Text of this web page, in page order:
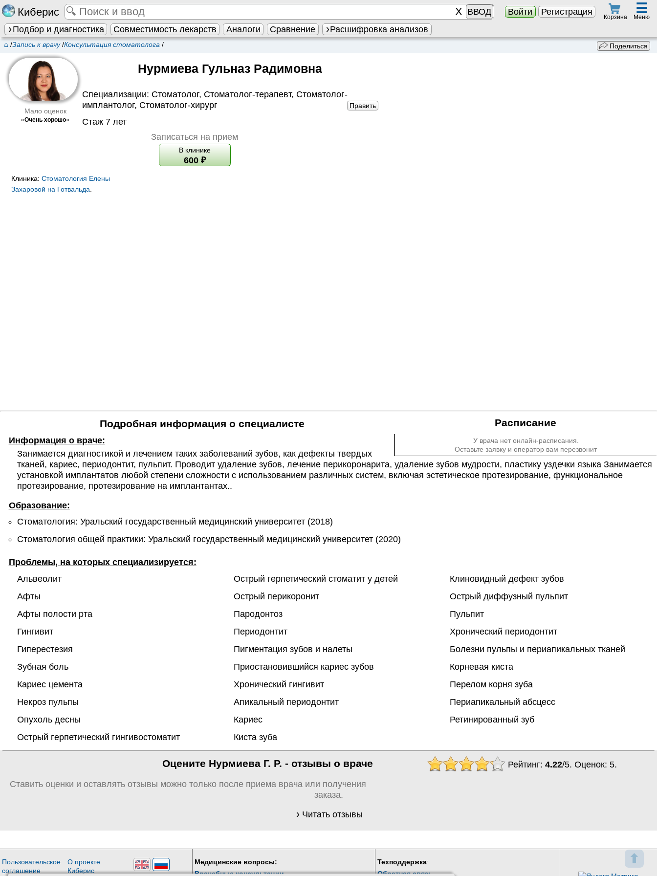
⬆
Киберис ВВОД Войти Регистрация
Корзина
☰
Меню
Подбор и диагностика Совместимость лекарств Аналоги Сравнение Расшифровка анализов
⌂ /Запись к врачу/Консультация стоматолога/ Поделиться
Мало оценок
«Очень хорошо»
Нурмиева Гульназ Радимовна
Специализации: Стоматолог, Стоматолог-терапевт, Стоматолог-
имплантолог, Стоматолог-хирург Править
Стаж 7 лет
Записаться на прием
В клинике
600 ₽
Клиника: Стоматология Елены
Захаровой на Готвальда
Расписание
У врача нет онлайн-расписания.
Оставьте заявку и оператор вам перезвонит
Подробная информация о специалисте
Информация о враче:
Занимается диагностикой и лечением таких заболеваний зубов, как дефекты твердых
тканей, кариес, периодонтит, пульпит. Проводит удаление зубов, лечение перикоронарита, удаление зубов мудрости, пластику уздечки языка Занимается
установкой имплантатов любой степени сложности с использованием различных систем, включая эстетическое протезирование, функциональное
протезирование, протезирование на имплантантах..
Образование:
Стоматология: Уральский государственный медицинский университет (2018)
Стоматология общей практики: Уральский государственный медицинский университет (2020)
Проблемы, на которых специализируется:
Альвеолит
Афты
Афты полости рта
Гингивит
Гиперестезия
Зубная боль
Кариес цемента
Некроз пульпы
Опухоль десны
Острый герпетический гингивостоматит
Острый герпетический стоматит у детей
Острый перикоронит
Пародонтоз
Периодонтит
Пигментация зубов и налеты
Приостановившийся кариес зубов
Хронический гингивит
Апикальный периодонтит
Кариес
Киста зуба
Клиновидный дефект зубов
Острый диффузный пульпит
Пульпит
Хронический периодонтит
Болезни пульпы и периапикальных тканей
Корневая киста
Перелом корня зуба
Периапикальный абсцесс
Ретинированный зуб
Рейтинг: 4.22/5. Оценок: 5.
Оцените Нурмиева Г. Р. - отзывы о враче
Ставить оценки и оставлять отзывы можно только после приема врача или получения
заказа.
Читать отзывы
Пользовательское
соглашение
О проекте
Киберис
Медицинские вопросы:
Врачебные консультации
Техподдержка:
Обратная связь